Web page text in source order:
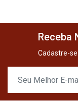
Receba
Cadastre-